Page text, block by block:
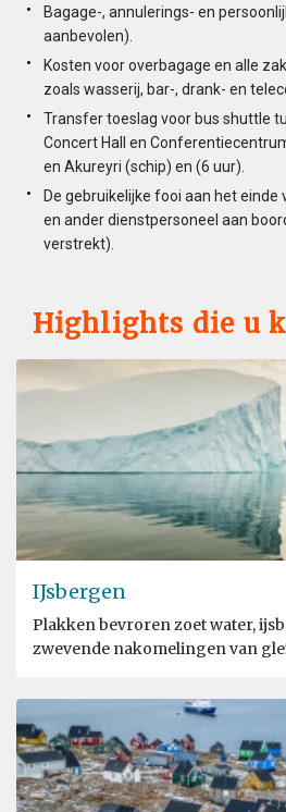
Bagage-, annulerings- en
aanbevolen).
Kosten voor overbagage en alle
zoals wasserij, bar-, drank- en
Transfer toeslag voor bus shuttle
Concert Hall en
en Akureyri (schip) en (6 uur).
De gebruikelijke fooi aan het einde
en ander dienstpersoneel aan
verstrekt).
Highlights die u
IJsbergen
Plakken bevroren zoet water,
zwevende nakomelingen van